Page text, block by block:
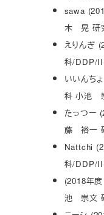
sawa
木 晃 研
えりんぎ
科/DDP/
いいんち
科 小池
たっつー
藤 裕一
Nattchi
科/DDP/
(2018年
池 崇文